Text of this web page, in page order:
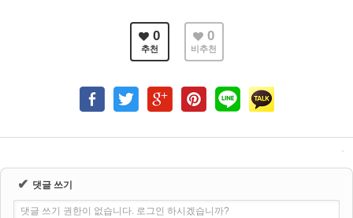
0
추천
0
비추천
✔ 댓글 쓰기
댓글 쓰기 권한이 없습니다. 로그인 하시겠습니까?